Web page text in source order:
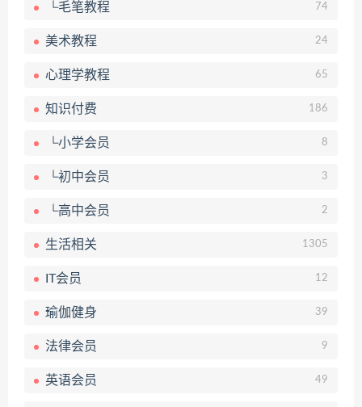
└毛笔教程 74
美术教程 24
心理学教程 65
知识付费 186
└小学会员 8
└初中会员 3
└高中会员 2
生活相关 1305
IT会员 12
瑜伽健身 39
法律会员 9
英语会员 49